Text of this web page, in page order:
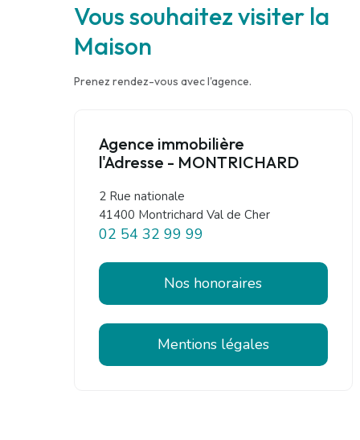
Vous souhaitez visiter la
Maison
Prenez rendez-vous avec l'agence.
Agence immobilière
l'Adresse - MONTRICHARD
2 Rue nationale
41400 Montrichard Val de Cher
02 54 32 99 99
Nos honoraires
Mentions légales